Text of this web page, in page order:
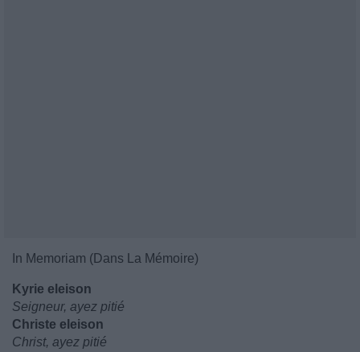
In Memoriam (Dans La Mémoire)
Kyrie eleison
Seigneur, ayez pitié
Christe eleison
Christ, ayez pitié